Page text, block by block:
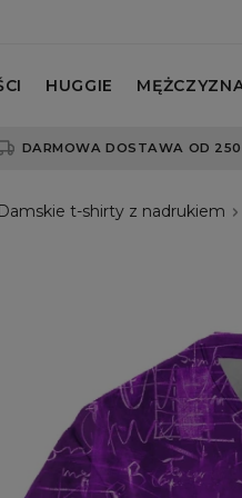
HUGGIE
DARMOWA DOSTAWA OD
Damskie t-shirty z nadrukiem